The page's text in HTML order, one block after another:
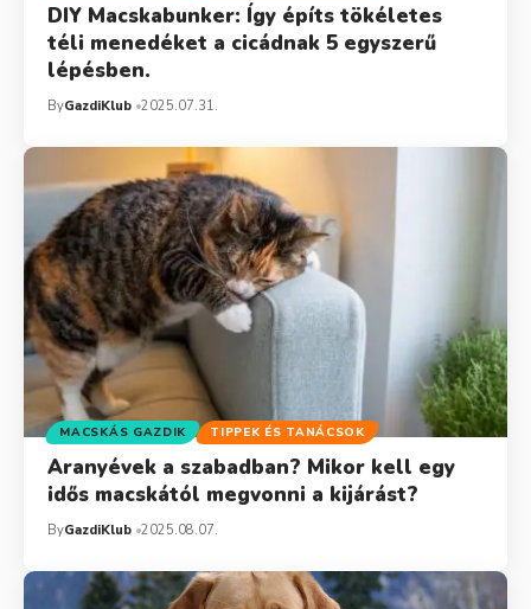
DIY Macskabunker: Így építs tökéletes
téli menedéket a cicádnak 5 egyszerű
lépésben.
ByGazdiKlub 2025.07.31.
MACSKÁS GAZDIK TIPPEK ÉS TANÁCSOK
Aranyévek a szabadban? Mikor kell egy
idős macskától megvonni a kijárást?
ByGazdiKlub 2025.08.07.